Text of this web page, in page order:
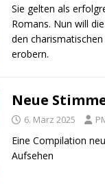
Sie gelten als
Romans. Nun will
den
erobern.
Neue
6. März 2025
Eine Compilation
Aufsehen